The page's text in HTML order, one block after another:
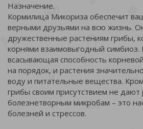
Назначение.
Кормилица Микориза обеспечит
верными друзьями на всю жизнь.
дружественные растениям грибы,
корнями взаимовыгодный симбиоз.
всасывающая способность
на порядок, и растения
воду и питательные вещества.
грибы своим присутствием не дают
болезнетворным микробам – это
болезней и стрессов.